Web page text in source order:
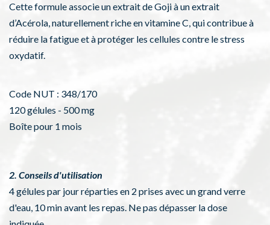
Cette formule associe un extrait de Goji à un extrait
d’Acérola, naturellement riche en vitamine C, qui contribue à
réduire la fatigue et à protéger les cellules contre le stress
oxydatif.
Code NUT : 348/170
120 gélules - 500 mg
Boîte pour 1 mois
2. Conseils d'utilisation
4 gélules par jour réparties en 2 prises avec un grand verre
d'eau, 10 min avant les repas. Nepas dépasser la dose